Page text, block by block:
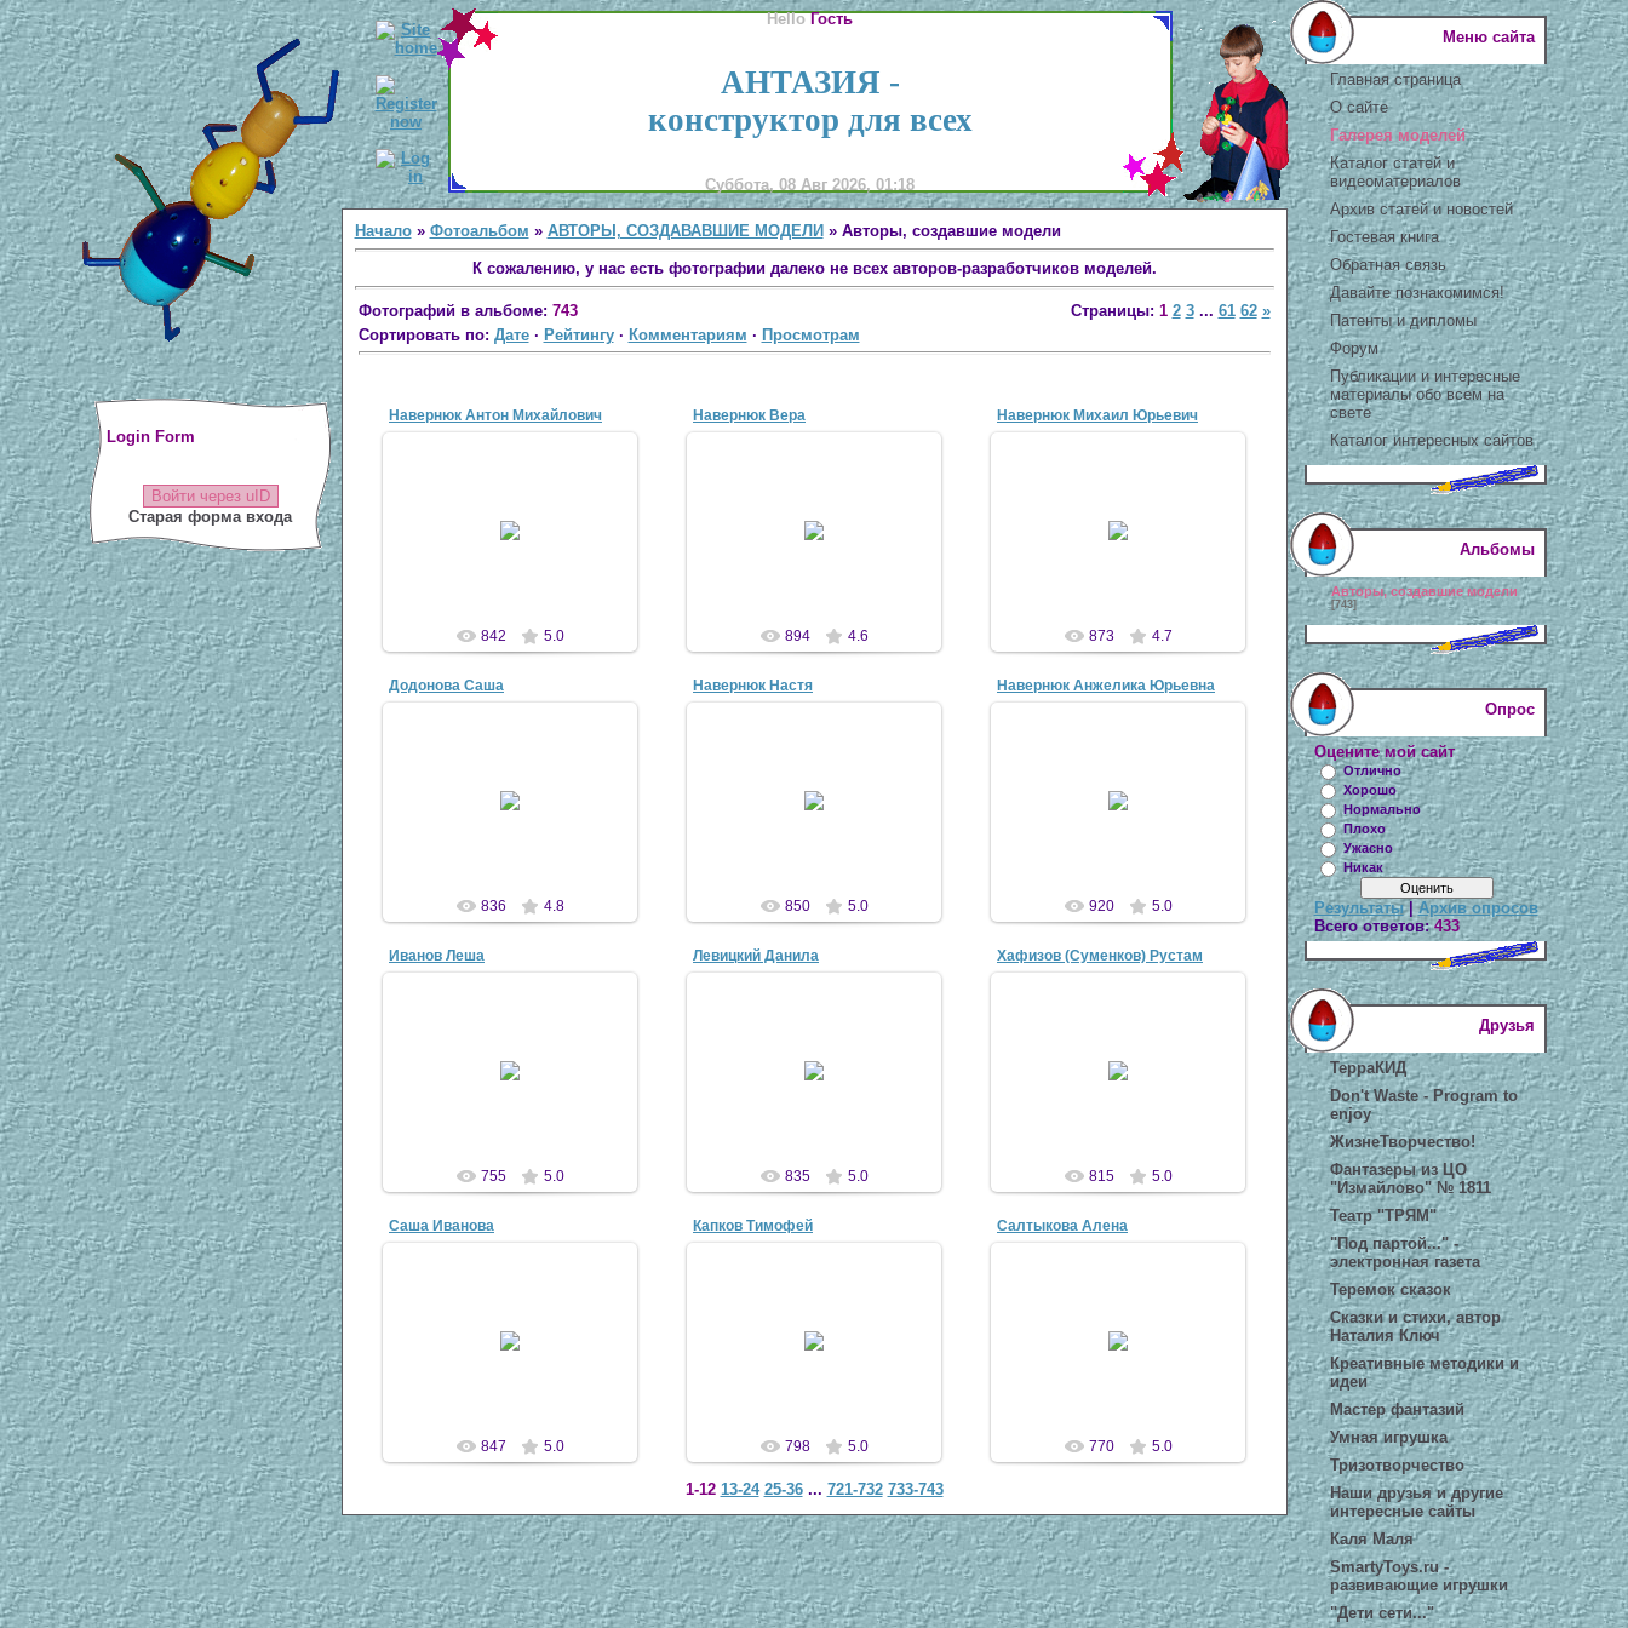
Login Form
Войти через uID
Старая форма входа
HelloГость
АНТАЗИЯ -
конструктор для всех
Суббота, 08 Авг 2026, 01:18
Начало» Фотоальбом » АВТОРЫ, СОЗДАВАВШИЕ МОДЕЛИ » Авторы, создавшие модели
К сожалению, у нас есть фотографии далеко не всех авторов-разработчиков моделей.
Фотографий в альбоме: 743 Страницы: 1 2 3 ... 61 62 »
Сортировать по: Дате· Рейтингу· Комментариям · Просмотрам
Навернюк Антон Михайлович
Это я!
842 5.0
Навернюк Вера
Моя старшая сестра
894 4.6
Навернюк Михаил Юрьевич
Мой папа
873 4.7
Додонова Саша
подруга, театр "Трям", ЦО
836 4.8
Навернюк Настя
Моя младшая сестра
850 5.0
Навернюк Анжелика Юрьевна
Моя мама
920 5.0
Иванов Леша
друг моей младшей сестры, ЦО
755 5.0
Левицкий Данила
Театр "Трям", мой друг, ЦО
"Измайлово" № 1811
835 5.0
Хафизов (Суменков) Рустам
Лучший друг моей младшей
сестры, ЦО "Измайлово" № 1811
815 5.0
Саша Иванова
Моя подруга, театр "Трям", ЦО
"Измайлово" № 1811
847 5.0
Капков Тимофей
"Я- исследователь", выставка-
смотр интеллектуальной
798 5.0
Салтыкова Алена
Моя подруга, театр "Трям", ЦО
"Измайлово" № 1811
770 5.0
1-12 13-24 25-36 ... 721-732 733-743
Меню сайта
Главная страница
О сайте
Галерея моделей
Каталог статей и
видеоматериалов
Архив статей и новостей
Гостевая книга
Обратная связь
Давайте познакомимся!
Патенты и дипломы
Форум
Публикации и интересные
материалы обо всем на
свете
Каталог интересных сайтов
Альбомы
Авторы, создавшие модели
[743]
Опрос
Оцените мой сайт
Отлично
Хорошо
Нормально
Плохо
Ужасно
Никак
Результаты|Архив опросов
Всего ответов:433
Друзья
ТерраКИД
Don't Waste - Program to
enjoy
ЖизнеТворчество!
Фантазеры из ЦО
"Измайлово" № 1811
Театр "ТРЯМ"
"Под партой..." -
электронная газета
Теремок сказок
Сказки и стихи, автор
Наталия Ключ
Креативные методики и
идеи
Мастер фантазий
Умная игрушка
Тризотворчество
Наши друзья и другие
интересные сайты
Каля Маля
SmartyToys.ru -
развивающие игрушки
"Дети сети..."